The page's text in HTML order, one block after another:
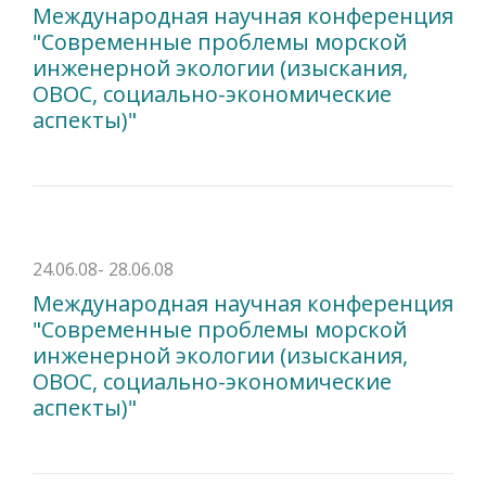
Международная научная конференция
"Современные проблемы морской
инженерной экологии (изыскания,
ОВОС, социально-экономические
аспекты)"
24.06.08- 28.06.08
Международная научная конференция
"Современные проблемы морской
инженерной экологии (изыскания,
ОВОС, социально-экономические
аспекты)"